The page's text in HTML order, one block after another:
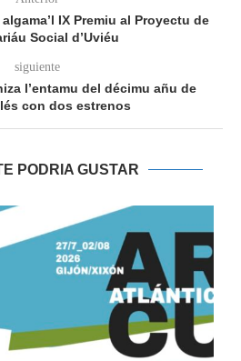
IX Premiu al Proyectu de
Social d’Uviéu
siguiente
l’entamu del décimu añu de
con dos estrenos
PODRIA GUSTAR